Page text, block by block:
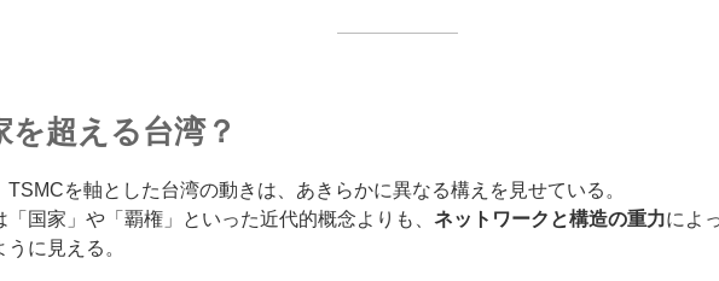
を超える台湾？
TSMCを軸とした台湾の動きは、あきらかに異なる構えを見せている。
「国家」や「覇権」といった近代的概念よりも、 ネットワークと構造の重力によ
うに見える。